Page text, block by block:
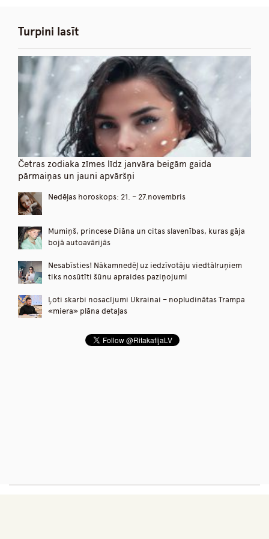
Turpini lasīt
Četras zodiaka zīmes līdz janvāra beigām gaida
pārmaiņas un jauni apvāršņi
Nedēļas horoskops: 21. – 27.novembris
Mumiņš, princese Diāna un citas slavenības, kuras gāja
bojā autoavārijās
Nesabīsties! Nākamnedēļ uz iedzīvotāju viedtālruņiem
tiks nosūtīti šūnu apraides paziņojumi
Ļoti skarbi nosacījumi Ukrainai – nopludinātas Trampa
«miera» plāna detaļas